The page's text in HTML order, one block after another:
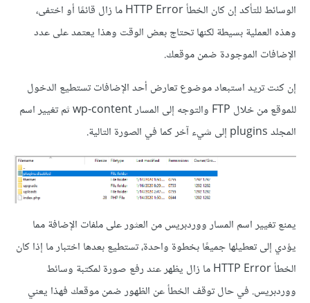
الوسائط للتأكد إن كان الخطأ HTTP Error ما زال قائمًا أو اختفى،
وهذه العملية بسيطة لكنها تحتاج بعض الوقت وهذا يعتمد على عدد
الإضافات الموجودة ضمن موقعك.
إن كنت تريد استبعاد موضوع تعارض أحد الإضافات تستطيع الدخول
للموقع من خلال FTP والتوجه إلى المسار wp-content ثم تغيير اسم
المجلد plugins إلى شيء آخر كما في الصورة التالية.
يمنع تغيير اسم المسار ووردبريس من العثور على ملفات الإضافة مما
يؤدي إلى تعطيلها جميعًا بخطوة واحدة، تستطيع بعدها اختبار ما إذا كان
الخطأ HTTP Error ما زال يظهر عند رفع صورة لمكتبة وسائط
ووردبريس. في حال توقف الخطأ عن الظهور ضمن موقعك فهذا يعني